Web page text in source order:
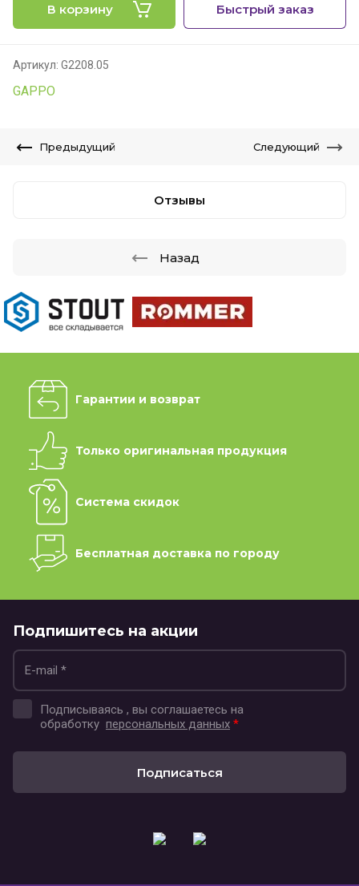
В корзину Быстрый заказ
Артикул: G2208.05
GAPPO
Предыдущий Следующий
Отзывы
Назад
Гарантии и возврат
Только оригинальная продукция
Система скидок
Бесплатная доставка по городу
Подпишитесь на акции
Подписываясь , вы соглашаетесь на
обработку персональных данных *
Подписаться